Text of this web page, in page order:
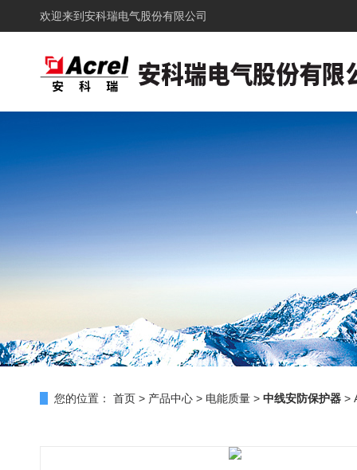
欢迎来到 安科瑞电气股份有限公司
您的位置： 首页 > 产品中心 > 电能质量 > 中线安防保护器 >